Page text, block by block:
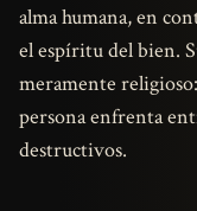
alma humana, en
el espíritu del bien.
meramente
persona enfrenta
destructivos.